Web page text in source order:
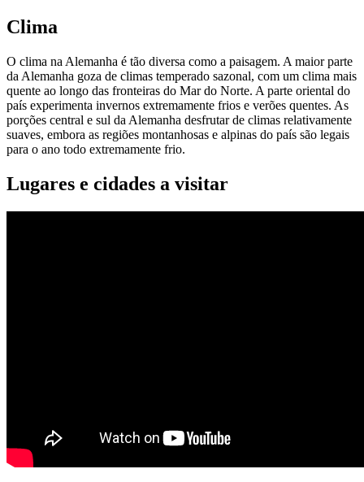
Clima
O clima na Alemanha é tão diversa como a paisagem. A maior parte
da Alemanha goza de climas temperado sazonal, com um clima mais
quente ao longo das fronteiras do Mar do Norte. A parte oriental do
país experimenta invernos extremamente frios e verões quentes. As
porções central e sul da Alemanha desfrutar de climas relativamente
suaves, embora as regiões montanhosas e alpinas do país são legais
para o ano todo extremamente frio.
Lugares e cidades a visitar